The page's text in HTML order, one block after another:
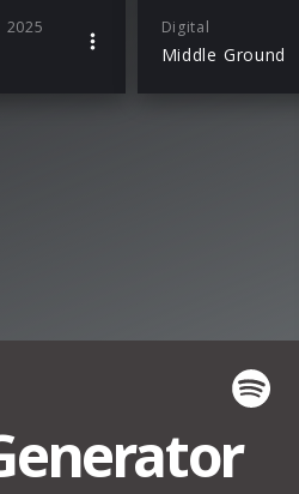
2025 Digital
Middle Ground